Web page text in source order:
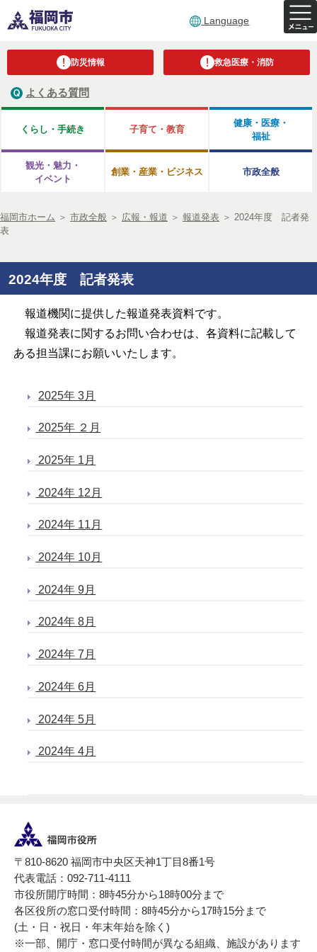
Language
防災情報 救急医療・消防
よくある質問
くらし・手続き 子育て・教育
健康・医療・
福祉
観光・魅力・
イベント
創業・産業・ビジネス 市政全般
福岡市ホーム ＞ 市政全般 ＞ 広報・報道 ＞ 報道発表 ＞ 2024年度 記者発
表
2024年度 記者発表
報道機関に提供した報道発表資料です。
報道発表に関するお問い合わせは、各資料に記載して
ある担当課にお願いいたします。
2025年 3月
2025年 ２月
2025年 1月
2024年 12月
2024年 11月
2024年 10月
2024年 9月
2024年 8月
2024年 7月
2024年 6月
2024年 5月
2024年 4月
〒810-8620 福岡市中央区天神1丁目8番1号
代表電話：092-711-4111
市役所開庁時間：8時45分から18時00分まで
各区役所の窓口受付時間：8時45分から17時15分まで
(土・日・祝日・年末年始を除く)
※一部、開庁・窓口受付時間が異なる組織、施設があります